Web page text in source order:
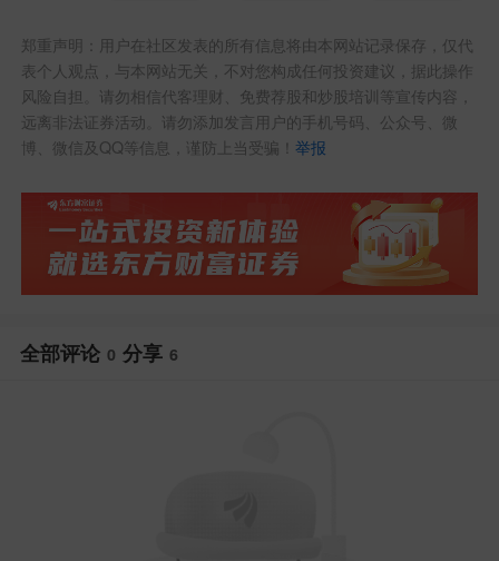
关系，目前已进入国内80%主流人形机器
人厂商供应链体系。
这样的好行业（人形机器人未来发展最大
的行业）好公司（全球顶尖专家撑舵）好
股票（50多倍pe在行业中属低估），价投
者应惜股如金！
牛股最佳 标的之
郑重声明：用户在社区发表的所有信息将由本网站记录保存，仅代
表个人观点，与本网站无关，不对您构成任何投资建议，据此操作
风险自担。请勿相信代客理财、免费荐股和炒股培训等宣传内容，
远离非法证券活动。请勿添加发言用户的手机号码、公众号、微
博、微信及QQ等信息，谨防上当受骗！举报
全部评论 0 分享 6